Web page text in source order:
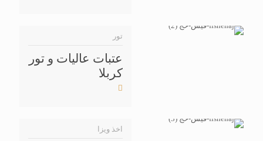
تور
عتبات عالیات و تور
کربلا
اخذ ویزا